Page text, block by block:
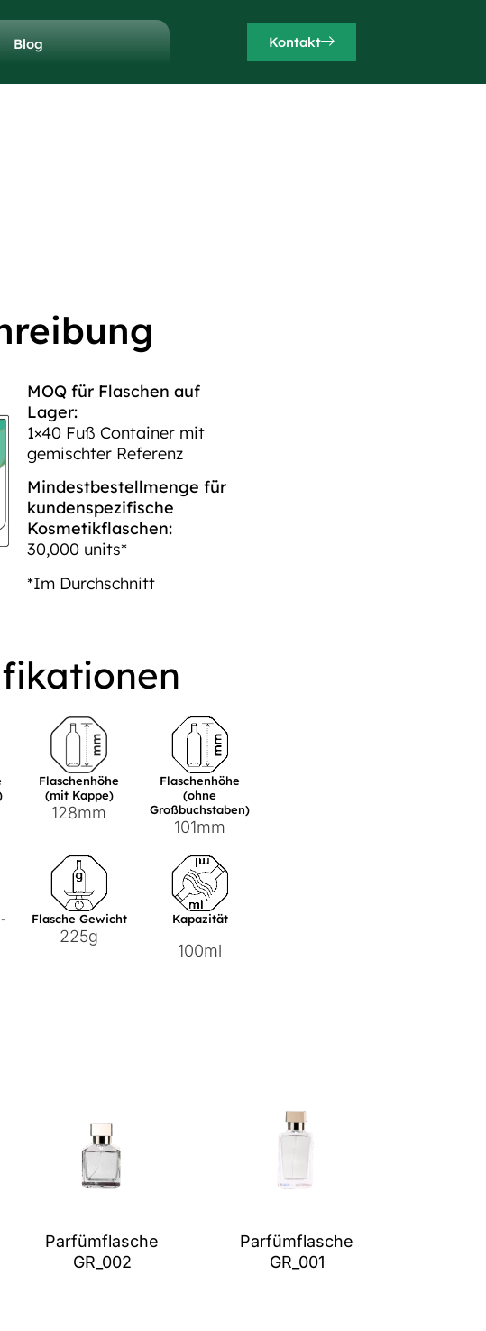
Blog Kontakt
MOQ für Flaschen auf
Lager:
1×40 Fuß Container mit
gemischter Referenz
Mindestbestellmenge für
kundenspezifische
Kosmetikflaschen:
30,000 units*
*Im Durchschnitt
Flaschenhöhe
(mit Kappe)
128mm
Flaschenhöhe
(ohne
Großbuchstaben)
101mm
Flasche Gewicht
225g
Kapazität
100ml
Parfümflasche
GR_002
Parfümflasche
GR_001